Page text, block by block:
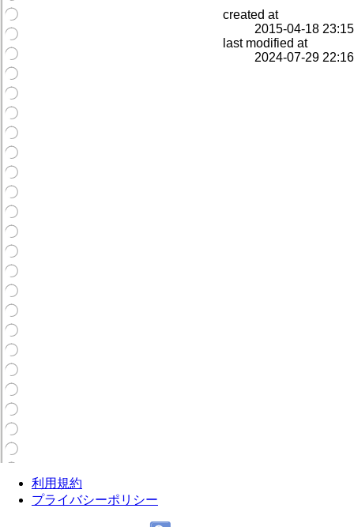
created at
2015-04-18 23:15
last modified at
2024-07-29 22:16
利用規約
プライバシーポリシー